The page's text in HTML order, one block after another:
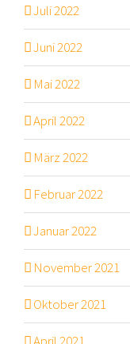
Juli 2022
Juni 2022
Mai 2022
April 2022
März 2022
Februar 2022
Januar 2022
November 2021
Oktober 2021